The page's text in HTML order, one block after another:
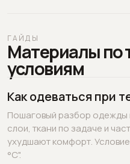
ГАЙДЫ
Материалы по
условиям
Как одеваться при
Пошаговый разбор одежды
слои, ткани по задаче и
ухудшают комфорт.
°C".